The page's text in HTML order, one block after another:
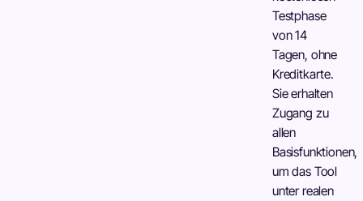
Testphase
von 14
Tagen, ohne
Kreditkarte.
Sie erhalten
Zugang zu
allen
Basisfunktionen,
um das Tool
unter realen